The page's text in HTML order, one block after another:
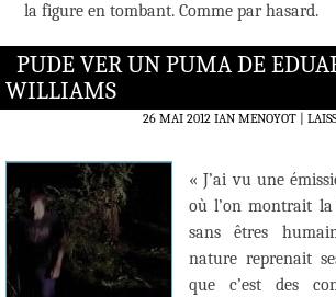
la figure en tombant. Comme par hasard.
PUDE VER UN PUMA DE
WILLIAMS
26 MAI 2012 IAN MENOYOT
« J’ai vu une
où l’on montrait
sans êtres
nature reprenait
que c’est des